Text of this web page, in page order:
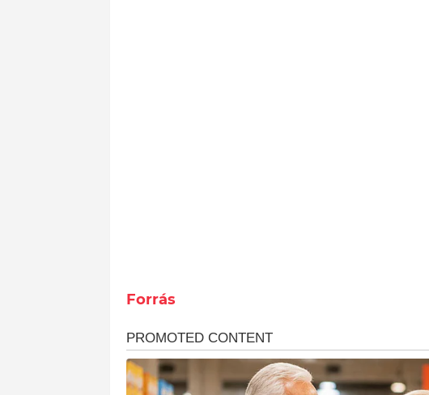
Forrás